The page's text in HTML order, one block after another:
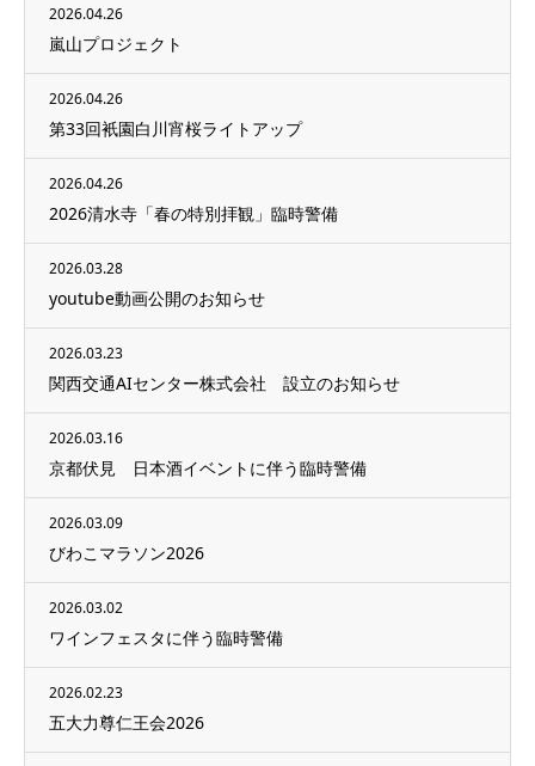
2026.04.26
嵐山プロジェクト
2026.04.26
第33回衹園白川宵桜ライトアップ
2026.04.26
2026清水寺「春の特別拝観」臨時警備
2026.03.28
youtube動画公開のお知らせ
2026.03.23
関西交通AIセンター株式会社 設立のお知らせ
2026.03.16
京都伏見 日本酒イベントに伴う臨時警備
2026.03.09
びわこマラソン2026
2026.03.02
ワインフェスタに伴う臨時警備
2026.02.23
五大力尊仁王会2026